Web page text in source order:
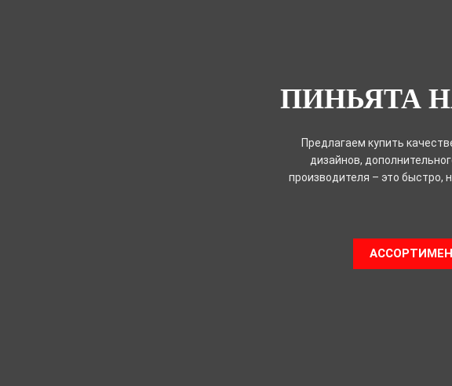
ПИНЬЯТА
Предлагаем купить
дизайнов,
производителя – это быстро,